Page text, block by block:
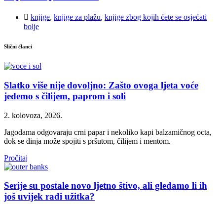
knjige, knjige za plažu, knjige zbog kojih ćete se osjećati
bolje
Slični članci
Slatko više nije dovoljno: Zašto ovoga ljeta voće
jedemo s čilijem, paprom i soli
2. kolovoza, 2026.
Jagodama odgovaraju crni papar i nekoliko kapi balzamičnog octa,
dok se dinja može spojiti s pršutom, čilijem i mentom.
Pročitaj
Serije su postale novo ljetno štivo, ali gledamo li ih
još uvijek radi užitka?